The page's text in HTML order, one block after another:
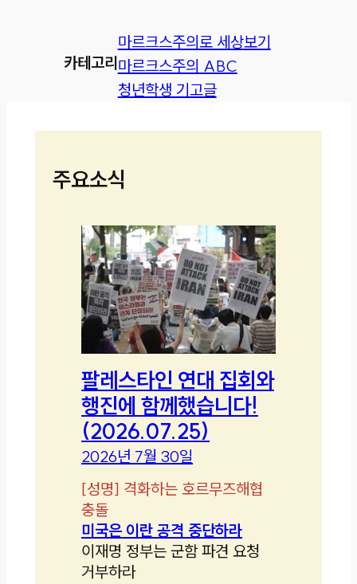
카테고리
마르크스주의로 세상보기
마르크스주의 ABC
청년학생 기고글
주요소식
팔레스타인 연대 집회와
행진에 함께했습니다!
(2026.07.25)
2026년 7월 30일
[성명] 격화하는 호르무즈해협
충돌
미국은 이란 공격 중단하라
이재명 정부는 군함 파견 요청
거부하라